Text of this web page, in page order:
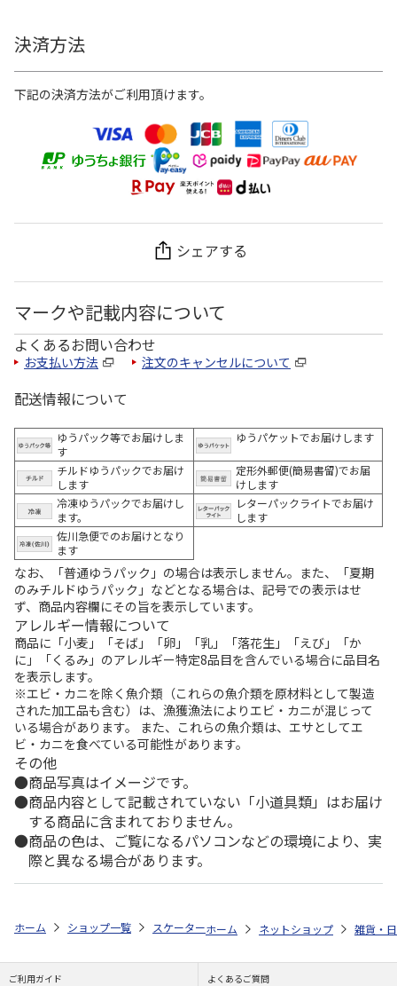
決済方法
下記の決済方法がご利用頂けます。
シェアする
マークや記載内容について
よくあるお問い合わせ
お支払い方法 注文のキャンセルについて
配送情報について
ゆうパック等でお届けしま
す
ゆうパケットでお届けします
チルドゆうパックでお届け
します
定形外郵便(簡易書留)でお届
けします
冷凍ゆうパックでお届けし
ます。
レターパックライトでお届け
します
佐川急便でのお届けとなり
ます
なお、「普通ゆうパック」の場合は表示しません。また、「夏期
のみチルドゆうパック」などとなる場合は、記号での表示はせ
ず、商品内容欄にその旨を表示しています。
アレルギー情報について
商品に「小麦」「そば」「卵」「乳」「落花生」「えび」「か
に」「くるみ」のアレルギー特定8品目を含んでいる場合に品目名
を表示します。
※エビ・カニを除く魚介類（これらの魚介類を原材料として製造
された加工品も含む）は、漁獲漁法によりエビ・カニが混じって
いる場合があります。 また、これらの魚介類は、エサとしてエ
ビ・カニを食べている可能性があります。
その他
商品写真はイメージです。
商品内容として記載されていない「小道具類」はお届け
する商品に含まれておりません。
商品の色は、ご覧になるパソコンなどの環境により、実
際と異なる場合があります。
ホーム ショップ一覧 スケーター 食洗機対応 2段ふわっと弁当箱 ハ
ホーム ネットショップ 雑貨・
ご利用ガイド よくあるご質問